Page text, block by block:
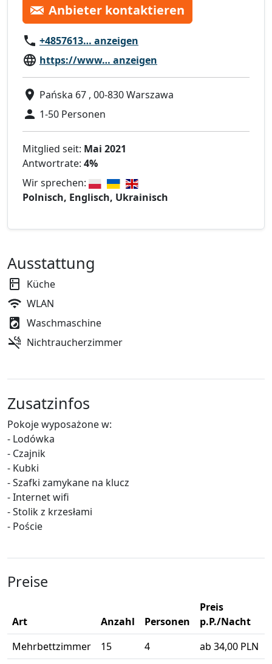
Anbieter kontaktieren
+4857613… anzeigen
https://www… anzeigen
Pańska 67 , 00-830 Warszawa
1-50 Personen
Mitglied seit: Mai 2021
Antwortrate: 4%
Wir sprechen:
Polnisch, Englisch, Ukrainisch
Ausstattung
Küche
WLAN
Waschmaschine
Nichtraucherzimmer
Zusatzinfos
Pokoje wyposażone w:
- Lodówka
- Czajnik
- Kubki
- Szafki zamykane na klucz
- Internet wifi
- Stolik z krzesłami
- Poście
Preise
Art Anzahl Personen
Preis
p.P./Nacht
Mehrbettzimmer
15 4
ab 34,00 PLN